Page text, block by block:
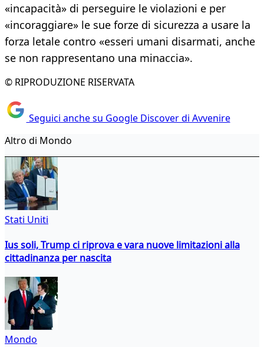
«incapacità» di perseguire le violazioni e per
«incoraggiare» le sue forze di sicurezza a usare la
forza letale contro «esseri umani disarmati, anche
se non rappresentano una minaccia».
© RIPRODUZIONE RISERVATA
Seguici anche su Google Discover di Avvenire
Altro di Mondo
Stati Uniti
Ius soli, Trump ci riprova e vara nuove limitazioni alla
cittadinanza per nascita
Mondo